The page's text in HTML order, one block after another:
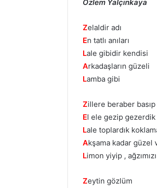
Özlem Yalçınkaya
Zelaldir adı
En tatlı anıları
Lale gibidir kendisi
Arkadaşların güzeli
Lamba gibi
Zillere beraber
El ele gezip gezerdik
Lale toplardık
Akşama kadar güzel
Limon yiyip ,
Zeytin gözlüm